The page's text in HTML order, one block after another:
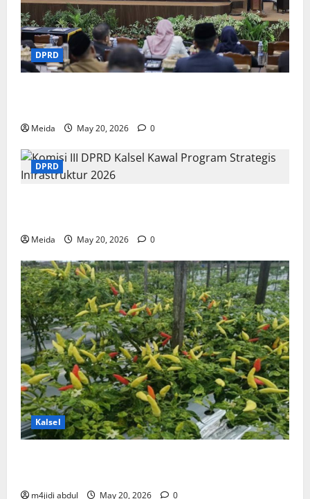
DPRD
Meida May 20, 2026 0
DPRD
Meida May 20, 2026 0
Kalsel
m4jidi abdul May 20, 2026 0